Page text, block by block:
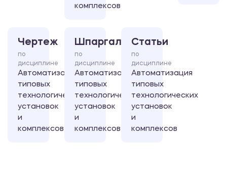
комплексов
Чертеж
по
дисциплине
Автоматизация
типовых
технологических
установок
и
комплексов
Шпаргалка
по
дисциплине
Автоматизация
типовых
технологических
установок
и
комплексов
Статьи
по
дисциплине
Автоматизация
типовых
технологических
установок
и
комплексов